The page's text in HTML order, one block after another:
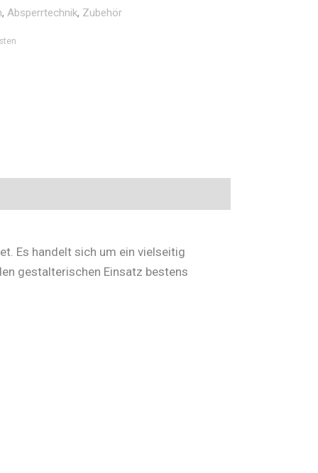
, Absperrtechnik, Zubehör
Es handelt sich um ein vielseitig
gestalterischen Einsatz bestens